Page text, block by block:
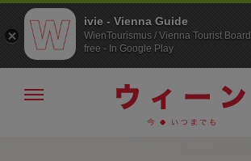
メ
ivie - Vienna Guide
WienTourismus / Vienna Tourist Board
free - In Google Play